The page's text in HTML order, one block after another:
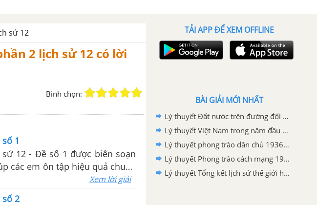
sử 12
2 lịch sử 12 có lời
Bình chọn:
1
12 - Đề số 1 được biên soạn
các em ôn tập hiệu quả chuẩn
Xem lời giải
2
TẢI APP ĐỂ XEM OFFLINE
BÀI GIẢI MỚI NHẤT
Lý thuyết Đất nước trên đường đổi mới đi lên chủ nghĩa xã hội (1986-2000)
Lý thuyết Việt Nam trong năm đầu sau thắng lợi của cuộc kháng chiến chống Mĩ, cứu nước năm 1975
Lý thuyết phong trào dân chủ 1936-1939
Lý thuyết Phong trào cách mạng 1930-1935
Lý thuyết Tổng kết lịch sử thế giới hiện đại từ 1945 đến năm 2000